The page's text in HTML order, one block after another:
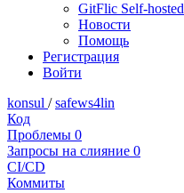
GitFlic Self-hosted
Новости
Помощь
Регистрация
Войти
konsul / safews4lin
Код
Проблемы 0
Запросы на слияние 0
CI/CD
Коммиты